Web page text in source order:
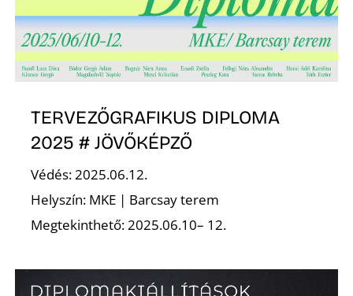
TERVEZŐGRAFIKUS DIPLOMA
2025 # JÖVŐKÉPZŐ
Védés: 2025.06.12.
Helyszín: MKE | Barcsay terem
Megtekinthető: 2025.06.10– 12.